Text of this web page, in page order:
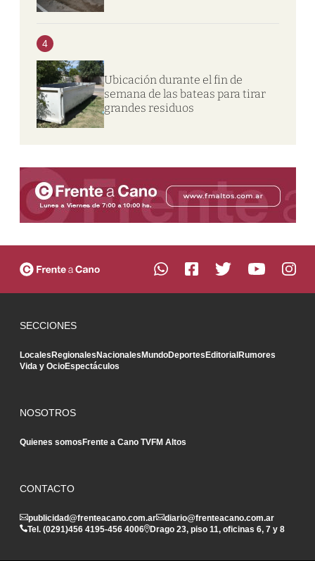
4
Ubicación durante el fin de
semana de las bateas para tirar
grandes residuos
SECCIONES
LocalesRegionalesNacionalesMundoDeportesEditorialRumores
Vida y OcioEspectáculos
NOSOTROS
Quienes somosFrente a Cano TVFM Altos
CONTACTO
publicidad@frenteacano.com.ar
diario@frenteacano.com.ar
Tel. (0291)456 4195-456 4006 Drago 23, piso 11, oficinas 6, 7 y 8